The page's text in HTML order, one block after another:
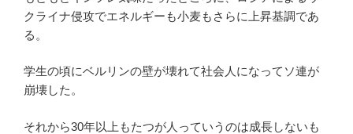
クライナ侵攻でエネルギーも小麦もさらに上昇基調であ
る。
学生の頃にベルリンの壁が壊れて社会人になってソ連が
崩壊した。
それから30年以上もたつが人っていうのは成長しないも